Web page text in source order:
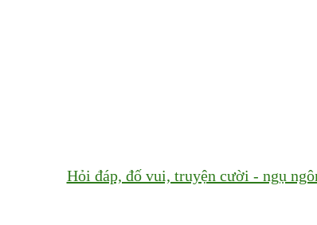
Hỏi đáp, đố vui, truyện cười - ngụ